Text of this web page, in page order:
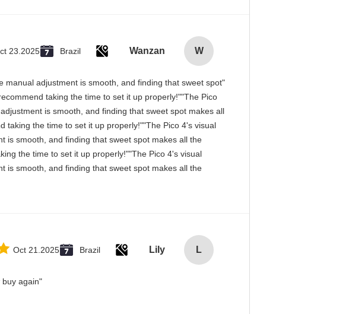
W
Wanzan
Brazil
23.2025
manual adjustment is smooth, and finding that sweet spot
taking the time to set it up properly!""The Pico
is smooth, and finding that sweet spot makes all
taking the time to set it up properly!""The Pico 4's visual
is smooth, and finding that sweet spot makes all the
the time to set it up properly!""The Pico 4's visual
is smooth, and finding that sweet spot makes all the
L
Lily
Brazil
Oct 21.2025
"Great value for money. Works perfectly and arrived quickly. Will definitely buy again."